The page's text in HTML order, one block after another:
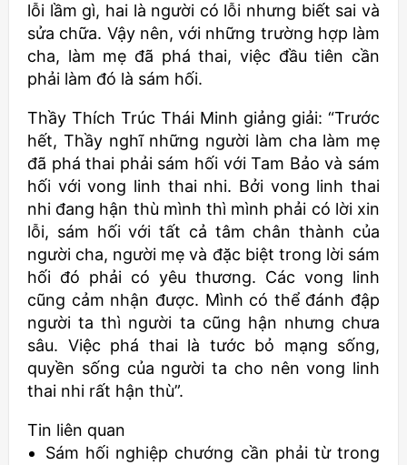
lỗi lầm gì, hai là người có lỗi nhưng biết sai và
sửa chữa. Vậy nên, với những trường hợp làm
cha, làm mẹ đã phá thai, việc đầu tiên cần
phải làm đó là sám hối.
Thầy Thích Trúc Thái Minh giảng giải: “Trước
hết, Thầy nghĩ những người làm cha làm mẹ
đã phá thai phải sám hối với Tam Bảo và sám
hối với vong linh thai nhi. Bởi vong linh thai
nhi đang hận thù mình thì mình phải có lời xin
lỗi, sám hối với tất cả tâm chân thành của
người cha, người mẹ và đặc biệt trong lời sám
hối đó phải có yêu thương. Các vong linh
cũng cảm nhận được. Mình có thể đánh đập
người ta thì người ta cũng hận nhưng chưa
sâu. Việc phá thai là tước bỏ mạng sống,
quyền sống của người ta cho nên vong linh
thai nhi rất hận thù”.
Tin liên quan
Sám hối nghiệp chướng cần phải từ trong